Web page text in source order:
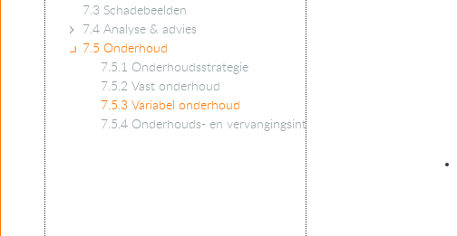
7.3 Schadebeelden
7.4 Analyse & advies
7.5 Onderhoud
7.5.1 Onderhoudsstrategie
7.5.2 Vast onderhoud
7.5.3 Variabel onderhoud
7.5.4 Onderhouds- en vervangingsintervallen